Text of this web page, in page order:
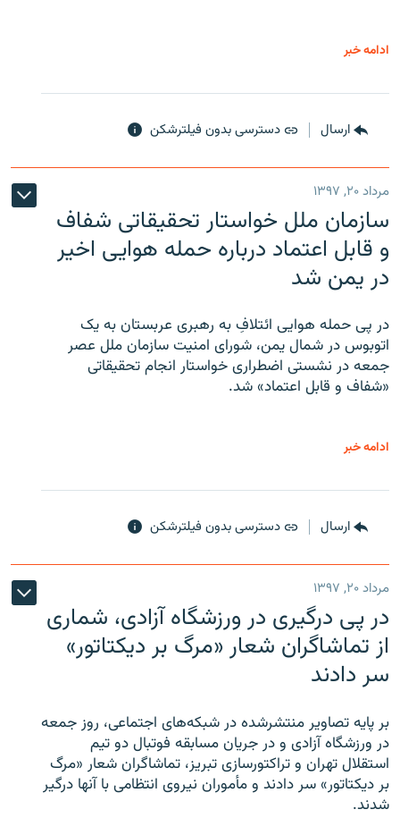
ادامه خبر
ارسال دسترسی بدون فیلترشکن
مرداد ۲۰, ۱۳۹۷
سازمان ملل خواستار تحقیقاتی شفاف
و قابل اعتماد درباره حمله هوایی اخیر
در یمن شد
در پی حمله هوایی ائتلافِ به رهبری عربستان به یک
اتوبوس در شمال یمن، شورای امنیت سازمان ملل عصر
جمعه در نشستی اضطراری خواستار انجام تحقیقاتی
«شفاف و قابل اعتماد» شد.
ادامه خبر
ارسال دسترسی بدون فیلترشکن
مرداد ۲۰, ۱۳۹۷
در پی درگیری در ورزشگاه آزادی، شماری
از تماشاگران شعار «مرگ بر دیکتاتور»
سر دادند
بر پایه تصاویر منتشرشده در شبکه‌های اجتماعی، روز جمعه
در ورزشگاه آزادی و در جریان مسابقه فوتبال دو تیم
استقلال تهران و تراکتورسازی تبریز، تماشاگران شعار «مرگ
بر دیکتاتور» سر دادند و مأموران نیروی انتظامی با آنها درگیر
شدند.